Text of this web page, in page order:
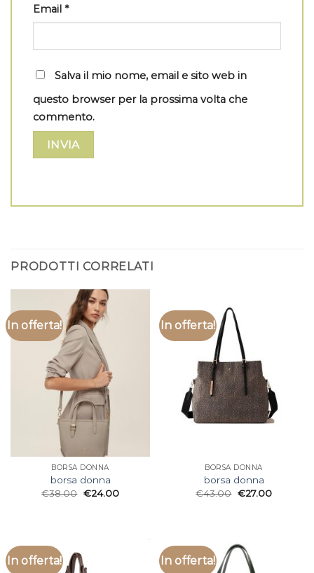
Email *
Salva il mio nome, email e sito web in
questo browser per la prossima volta che
commento.
PRODOTTI CORRELATI
In offerta!
BORSA DONNA
borsa donna
€38.00 €24.00
In offerta!
BORSA DONNA
borsa donna
€43.00 €27.00
In offerta! In offerta!